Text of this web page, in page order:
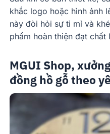
khắc logo hoặc hình ảnh
này đòi hỏi sự tỉ mỉ và
phẩm hoàn thiện đạt chất
MGUI Shop,
đồng hồ gỗ theo